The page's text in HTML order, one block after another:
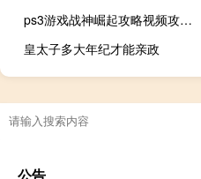
ps3游戏战神崛起攻略视频攻略视频攻略视频
皇太子多大年纪才能亲政